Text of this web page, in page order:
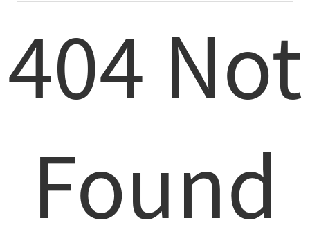
司价值定位的数字化业务计划上。
Lovelock 先生表示：“去年，IT 支出出
现了‘条件反射’，使得远程工作团队在短
根发芽，除了任务完成所需要的支出之外，
首席信息官还将关注能够实现创新的支
出。”
恢复到疫情前支出水平的速度各不相同
404 Not
Found